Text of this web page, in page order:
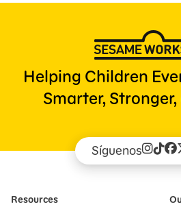
Helping Children
Smarter,
Síguenos
Resources